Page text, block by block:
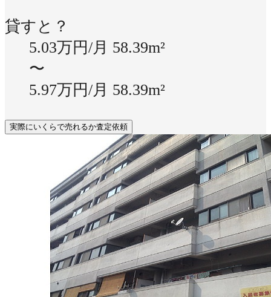
貸すと？
5.03万円/月 58.39m²
〜
5.97万円/月 58.39m²
実際にいくらで売れるか査定依頼